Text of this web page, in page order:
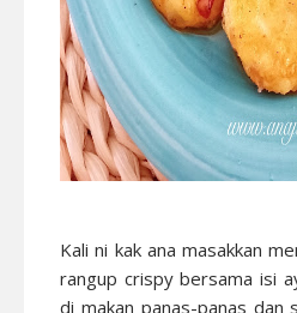
Kali ni kak ana masakkan
rangup crispy bersama isi
di makan panas-panas dan